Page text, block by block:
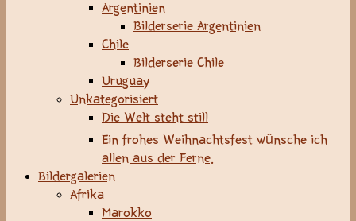
Argentinien
Bilderserie Argentinien
Chile
Bilderserie Chile
Uruguay
Unkategorisiert
Die Welt steht still
Ein frohes Weihnachtsfest wünsche ich
allen aus der Ferne.
Bildergalerien
Afrika
Marokko